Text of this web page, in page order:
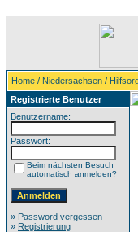
Home / Niedersachsen /
Registrierte Benutzer
Benutzername:
Passwort:
Beim nächsten Besuch
automatisch anmelden?
» Password vergessen
» Registrierung